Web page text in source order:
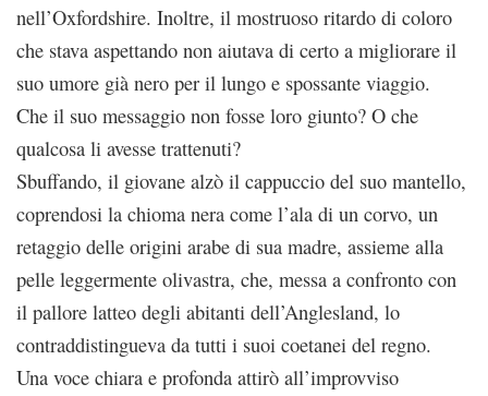
nell’Oxfordshire. Inoltre, il mostruoso ritardo di coloro
che stava aspettando non aiutava di certo a migliorare il
suo umore già nero per il lungo e spossante viaggio.
Che il suo messaggio non fosse loro giunto? O che
qualcosa li avesse trattenuti?
Sbuffando, il giovane alzò il cappuccio del suo mantello,
coprendosi la chioma nera come l’ala di un corvo, un
retaggio delle origini arabe di sua madre, assieme alla
pelle leggermente olivastra, che, messa a confronto con
il pallore latteo degli abitanti dell’Anglesland, lo
contraddistingueva da tutti i suoi coetanei del regno.
Una voce chiara e profonda attirò all’improvviso